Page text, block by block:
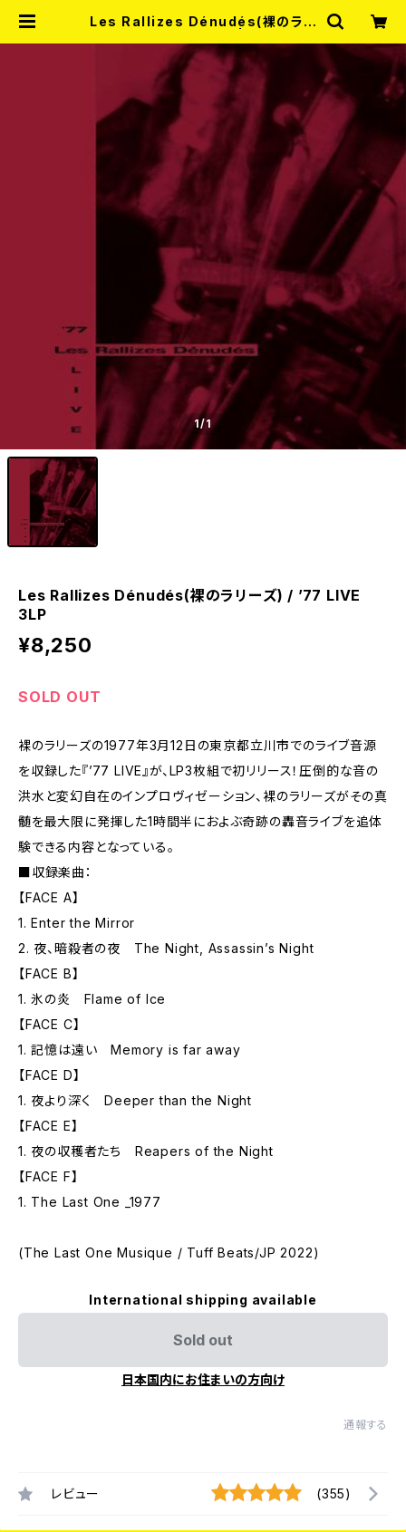
Les Rallizes Dénudés(裸のラリ
SHOP MISERY
1/1
Les Rallizes Dénudés(裸のラリーズ) / ’77 LIVE
3LP
¥8,250
SOLD OUT
裸のラリーズの1977年3月12日の東京都立川市でのライブ音源
を収録した『’77 LIVE』が、LP3枚組で初リリース！圧倒的な音の
洪水と変幻自在のインプロヴィゼーション、裸のラリーズがその真
髄を最大限に発揮した1時間半におよぶ奇跡の轟音ライブを追体
験できる内容となっている。
■収録楽曲：
【FACE A】
1. Enter the Mirror
2. 夜、暗殺者の夜 The Night, Assassin’s Night
【FACE B】
1. 氷の炎 Flame of Ice
【FACE C】
1. 記憶は遠い Memory is far away
【FACE D】
1. 夜より深く Deeper than the Night
【FACE E】
1. 夜の収穫者たち Reapers of the Night
【FACE F】
1. The Last One _1977
(The Last One Musique / Tuff Beats/JP 2022)
International shipping available
Sold out
日本国内にお住まいの方向け
通報する
レビュー (355)